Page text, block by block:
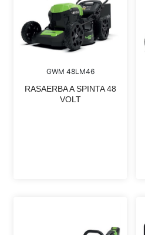
GWM 48LM46
RASAERBA A SPINTA 48
VOLT